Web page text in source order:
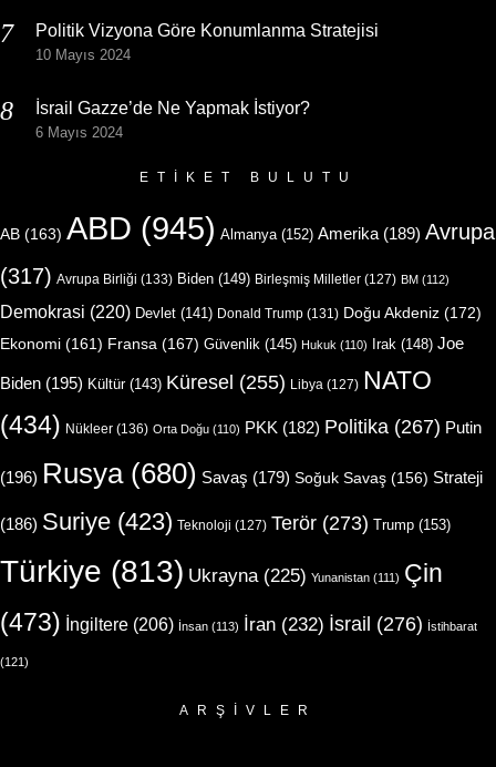
Politik Vizyona Göre Konumlanma Stratejisi
10 Mayıs 2024
İsrail Gazze’de Ne Yapmak İstiyor?
6 Mayıs 2024
ETIKET BULUTU
AB (163) ABD (945) Almanya(152) Amerika(189) Avrupa
(317) Avrupa Birliği (133) Biden (149) Birleşmiş Milletler (127) BM (112)
Demokrasi (220) Devlet (141) Donald Trump (131) Doğu Akdeniz (172)
Ekonomi (161) Fransa (167) Güvenlik (145) Hukuk (110) Irak (148) Joe
Biden (195) Kültür(143) Küresel (255) Libya (127) NATO
(434) Nükleer (136) Orta Doğu (110) PKK (182) Politika (267) Putin
(196) Rusya(680) Savaş (179) Soğuk Savaş (156) Strateji
(186) Suriye (423) Teknoloji (127) Terör (273) Trump (153)
Türkiye (813) Ukrayna(225) Yunanistan (111) Çin
(473) İngiltere (206) İnsan (113) İran (232) İsrail (276) İstihbarat
(121)
ARŞIVLER